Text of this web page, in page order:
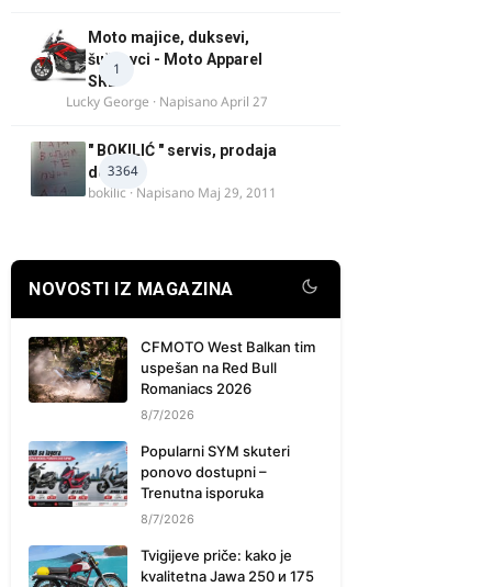
1
Moto majice, duksevi,
šuškavci - Moto Apparel
SRB
Lucky George · NapisanoApril 27
3364
" BOKILIĆ " servis, prodaja
delova
bokilic · Napisano Maj 29, 2011
NOVOSTI IZ MAGAZINA
CFMOTO West Balkan tim
uspešan na Red Bull
Romaniacs 2026
8/7/2026
Popularni SYM skuteri
ponovo dostupni –
Trenutna isporuka
8/7/2026
Tvigijeve priče: kako je
kvalitetna Jawa 250 и 175